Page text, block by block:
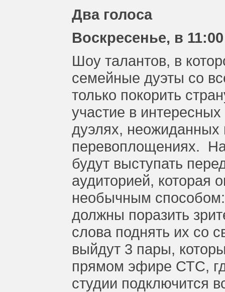
Два голоса
Воскресенье, в 11:00
Шоу талантов, в
семейные дуэты со
только покорить
участие в
дуэлях, неожиданных
перевоплощениях.
будут выступать
аудиторией, которая
необычным
должны поразить
слова поднять их со
выйдут 3 пары,
прямом эфире СТС,
студии подключится